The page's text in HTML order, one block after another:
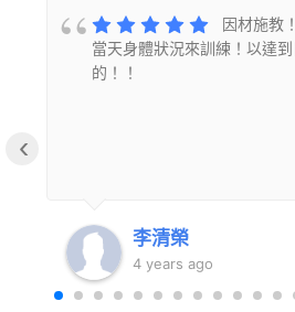
因材施教
當天身體狀況來訓練！以達
的！！
李清榮
4 years ago
‹